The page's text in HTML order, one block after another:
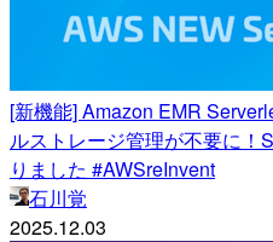
[新機能] Amazon EMR
ルストレージ管理が不要に！
りました #AWSreInvent
石川覚
2025.12.03